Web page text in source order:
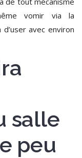
vomir via la
avec environ
salle
peu